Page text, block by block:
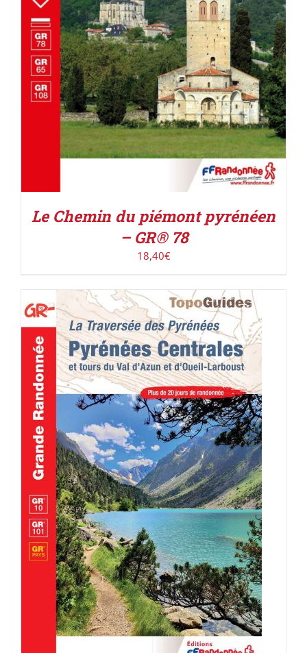
Le Chemin du piémont pyrénéen
– GR® 78
18,40€
AJOUTER AU PANIER / DÉTAILS